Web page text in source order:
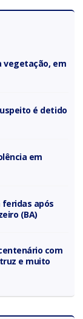
vegetação, em
é detido
em
após
(BA)
com
e muito